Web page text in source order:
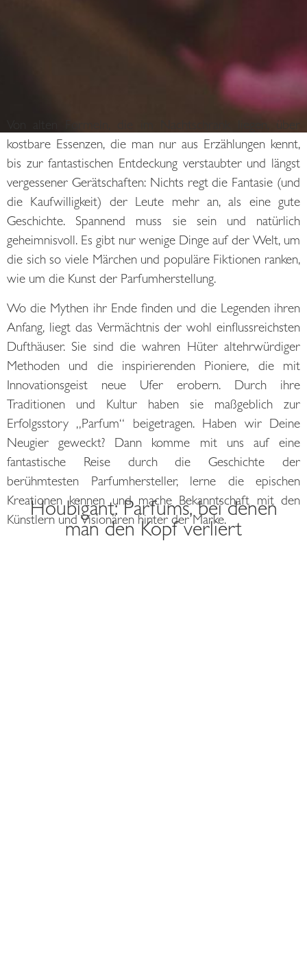
kostbare Essenzen, die man nur aus Erzählungen kennt,
bis zur fantastischen Entdeckung verstaubter und längst
vergessener Gerätschaften: Nichts regt die Fantasie (und
die Kaufwilligkeit) der Leute mehr an, als eine gute
Geschichte. Spannend muss sie sein und natürlich
geheimnisvoll. Es gibt nur wenige Dinge auf der Welt, um
die sich so viele Märchen und populäre Fiktionen ranken,
wie um die Kunst der Parfumherstellung.
Wo die Mythen ihr Ende finden und die Legenden ihren
Anfang, liegt das Vermächtnis der wohl einflussreichsten
Dufthäuser. Sie sind die wahren Hüter altehrwürdiger
Methoden und die inspirierenden Pioniere, die mit
Innovationsgeist neue Ufer erobern. Durch ihre
Traditionen und Kultur haben sie maßgeblich zur
Erfolgsstory „Parfum“ beigetragen. Haben wir Deine
Neugier geweckt? Dann komme mit uns auf eine
fantastische Reise durch die Geschichte der
berühmtesten Parfumhersteller, lerne die epischen
Kreationen kennen und mache Bekanntschaft mit den
Künstlern und Visionären hinter der Marke.
Houbigant: Parfums, bei denen
man den Kopf verliert